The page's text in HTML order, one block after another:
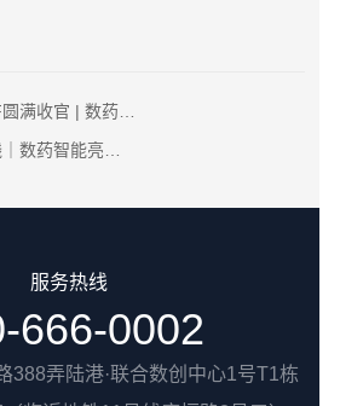
服务热线
666-0002
388弄陆港·联合数创中心1号T1栋